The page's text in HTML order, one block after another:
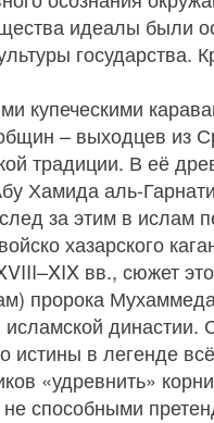
идеалы были
государства.
купеческими
– выходцев из
традиции. В её
Хамида аль-
за этим в ислам
хазарского
вв., сюжет
пророка
династии.
истины в легенде
«удревнить»
способными